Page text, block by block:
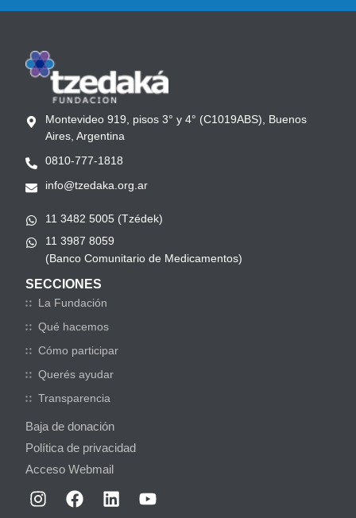
Montevideo 919, pisos 3° y 4° (C1019ABS), Buenos
Aires, Argentina
0810-777-1818
info@tzedaka.org.ar
11 3482 5005 (Tzédek)
11 3987 8059
(Banco Comunitario de Medicamentos)
SECCIONES
La Fundación
Qué hacemos
Cómo participar
Querés ayudar
Transparencia
Baja de donación
Política de privacidad
Acceso Webmail